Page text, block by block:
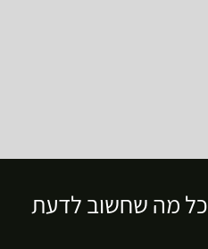
כל מה שחשוב לדעת